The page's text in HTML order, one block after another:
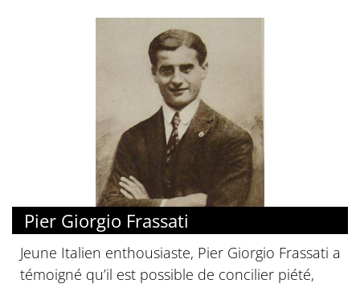
Pier Giorgio Frassati
Jeune Italien enthousiaste, Pier Giorgio Frassati a
témoigné qu’il est possible de concilier piété,